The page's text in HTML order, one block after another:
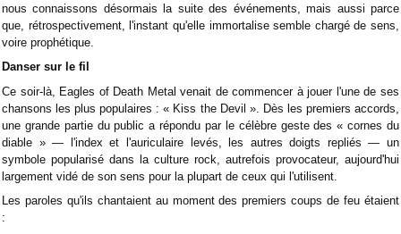
nous connaissons désormais la suite des événements, mais aussi parce
que, rétrospectivement, l'instant qu'elle immortalise semble chargé de sens,
voire prophétique.
Danser sur le fil
Ce soir-là, Eagles of Death Metal venait de commencer à jouer l'une de ses
chansons les plus populaires : « Kiss the Devil ». Dès les premiers accords,
une grande partie du public a répondu par le célèbre geste des « cornes du
diable » — l'index et l'auriculaire levés, les autres doigts repliés — un
symbole popularisé dans la culture rock, autrefois provocateur, aujourd'hui
largement vidé de son sens pour la plupart de ceux qui l'utilisent.
Les paroles qu'ils chantaient au moment des premiers coups de feu étaient
: